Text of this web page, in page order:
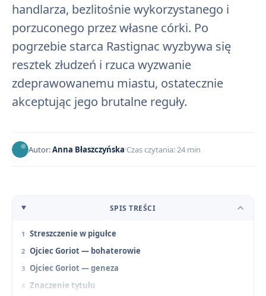
handlarza, bezlitośnie wykorzystanego i
porzuconego przez własne córki. Po
pogrzebie starca Rastignac wyzbywa się
resztek złudzeń i rzuca wyzwanie
zdeprawowanemu miastu, ostatecznie
akceptując jego brutalne reguły.
Autor:Anna Błaszczyńska Czas czytania: 24 min
SPIS TREŚCI
Streszczenie w pigułce
Ojciec Goriot — bohaterowie
Ojciec Goriot — geneza
Znaczenie tytułu